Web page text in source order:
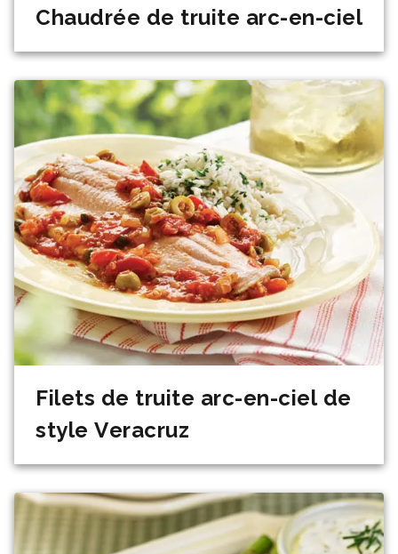
Chaudrée de truite arc-en-ciel
Filets de truite arc-en-ciel de
style Veracruz